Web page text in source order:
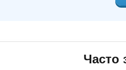
Часто